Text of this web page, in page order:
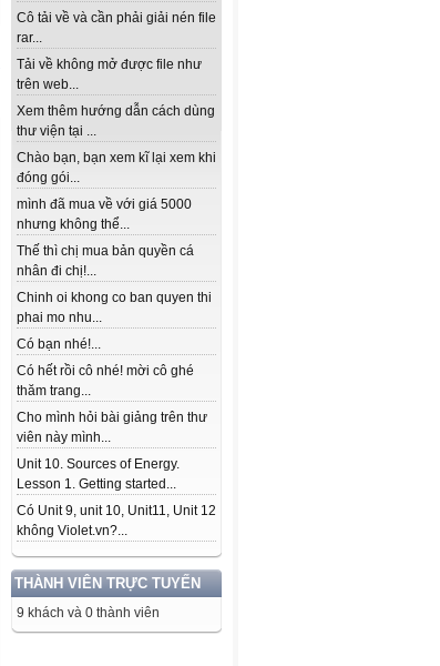
Cô tải về và cần phải giải nén file
rar...
Tải về không mở được file như
trên web...
Xem thêm hướng dẫn cách dùng
thư viện tại ...
Chào bạn, bạn xem kĩ lại xem khi
đóng gói...
mình đã mua về với giá 5000
nhưng không thể...
Thế thì chị mua bản quyền cá
nhân đi chị!...
Chinh oi khong co ban quyen thi
phai mo nhu...
Có bạn nhé!...
Có hết rồi cô nhé! mời cô ghé
thăm trang...
Cho mình hỏi bài giảng trên thư
viên này mình...
Unit 10. Sources of Energy.
Lesson 1. Getting started...
Có Unit 9, unit 10, Unit11, Unit 12
không Violet.vn?...
THÀNH VIÊN TRỰC TUYẾN
9 khách và 0 thành viên